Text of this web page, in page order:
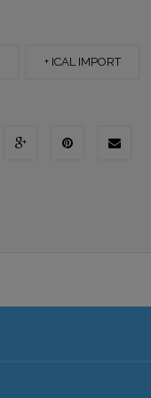
+ ICAL IMPORT